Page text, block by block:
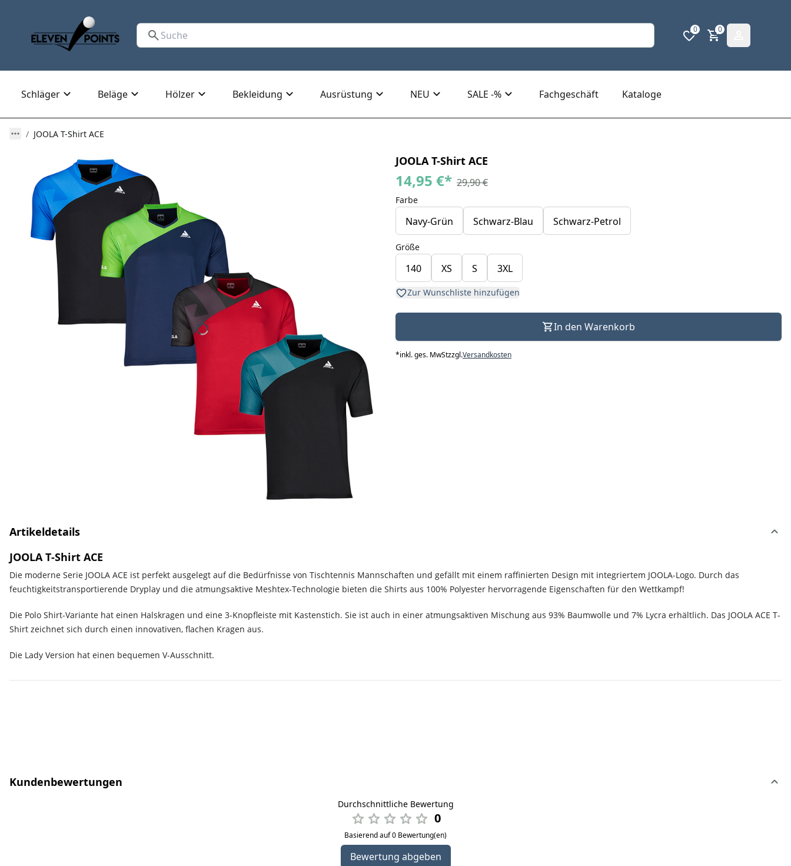
0 0
Schläger Beläge Hölzer Bekleidung Ausrüstung NEU SALE -% Fachgeschäft Kataloge
JOOLA T-Shirt ACE
JOOLA T-Shirt ACE
14,95 €* 29,90 €
Farbe
Navy-Grün Schwarz-Blau Schwarz-Petrol
Größe
140 XS S 3XL
Zur Wunschliste hinzufügen
In den Warenkorb
*inkl. ges. MwStzzgl.Versandkosten
Artikeldetails
JOOLA T-Shirt ACE
Die moderne Serie JOOLA ACE ist perfekt ausgelegt auf die Bedürfnisse von Tischtennis Mannschaften und gefällt mit einem raffinierten Design mit integriertem JOOLA-Logo. Durch das
feuchtigkeitstransportierende Dryplay und die atmungsaktive Meshtex-Technologie bieten die Shirts aus 100% Polyester hervorragende Eigenschaften für den Wettkampf!
Die Polo Shirt-Variante hat einen Halskragen und eine 3-Knopfleiste mit Kastenstich. Sie ist auch in einer atmungsaktiven Mischung aus 93% Baumwolle und 7% Lycra erhältlich. Das JOOLA ACE T-
Shirt zeichnet sich durch einen innovativen, flachen Kragen aus.
Die Lady Version hat einen bequemen V-Ausschnitt.
Kundenbewertungen
Durchschnittliche Bewertung
0
Basierend auf 0 Bewertung(en)
Bewertung abgeben